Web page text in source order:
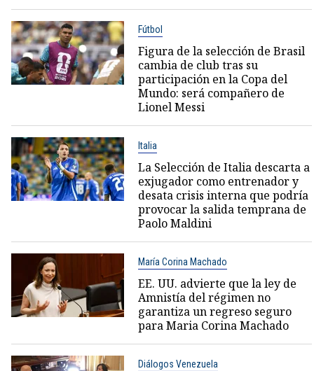
Fútbol
Figura de la selección de Brasil
cambia de club tras su
participación en la Copa del
Mundo: será compañero de
Lionel Messi
Italia
La Selección de Italia descarta a
exjugador como entrenador y
desata crisis interna que podría
provocar la salida temprana de
Paolo Maldini
María Corina Machado
EE. UU. advierte que la ley de
Amnistía del régimen no
garantiza un regreso seguro
para Maria Corina Machado
Diálogos Venezuela